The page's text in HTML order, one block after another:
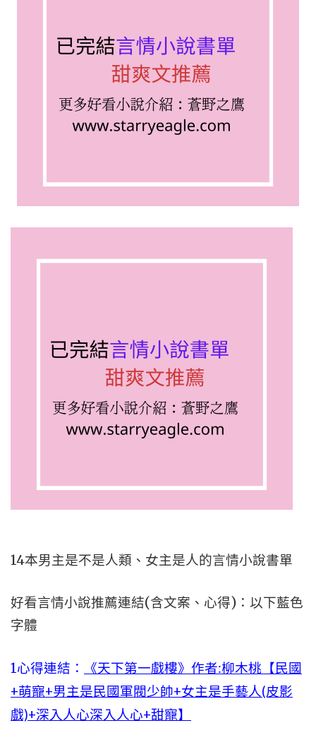
14本男主是不是人類、女主是人的言情小說書單
好看言情小說推薦連結(含文案、心得)：以下藍色
字體
1心得連結：
《天下第一戲樓》作者:柳木桃【民國
+萌寵+男主是民國軍閥少帥+女主是手藝人(皮影
戲)+深入人心深入人心+甜寵】